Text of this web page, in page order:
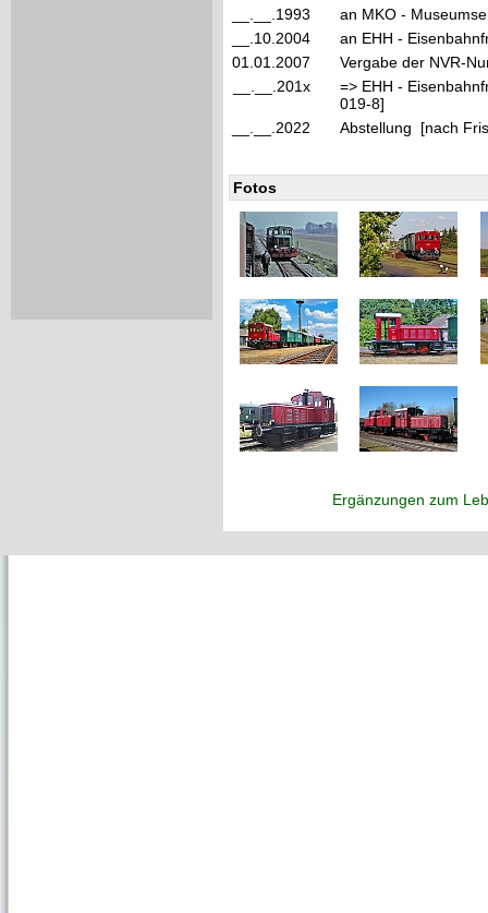
__.__.1993
an MKO -
__.10.2004
an EHH -
01.01.2007
Vergabe der NVR-
__.__.201x
=> EHH -
019-8]
__.__.2022
Abstellung [nach
Fotos
Ergänzungen zum